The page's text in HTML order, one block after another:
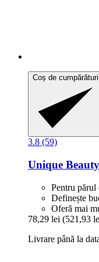
Coș de cumpărături
3.8 (59)
Unique Beauty
Pentru părul
Definește
Oferă mai
78,29 lei (521,93
Livrare până la